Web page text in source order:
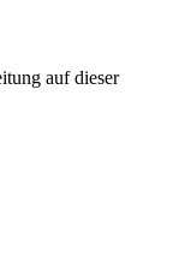
auf dieser